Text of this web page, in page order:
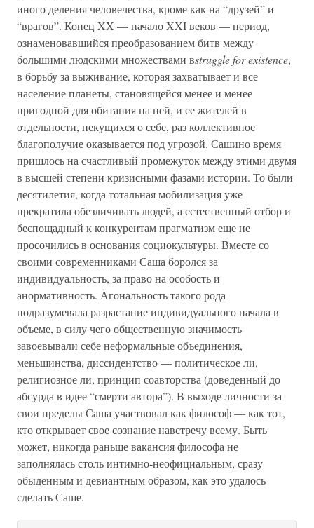
иного деления человечества, кроме как на “друзей” и
“врагов”. Конец XX — начало XXI веков — период,
ознаменовавшийся преобразованием битв между
большими людскими множествами вstruggle for existence,
в борьбу за выживание, которая захватывает и все
население планеты, становящейся менее и менее
пригодной для обитания на ней, и ее жителей в
отдельности, пекущихся о себе, раз коллективное
благополучие оказывается под угрозой. Сашино время
пришлось на счастливый промежуток между этими двумя
в высшей степени кризисными фазами истории. То были
десятилетия, когда тотальная мобилизация уже
прекратила обезличивать людей, а естественный отбор и
беспощадный к конкурентам прагматизм еще не
просочились в основания социокультуры. Вместе со
своими современниками Саша боролся за
индивидуальность, за право на особость и
анормативность. Агональность такого рода
подразумевала разрастание индивидуального начала в
объеме, в силу чего общественную значимость
завоевывали себе неформальные объединения,
меньшинства, диссидентство — политическое ли,
религиозное ли, принцип соавторства (доведенный до
абсурда в идее “смерти автора”). В выходе личности за
свои пределы Саша участвовал как философ — как тот,
кто открывает свое сознание навстречу всему. Быть
может, никогда раньше вакансия философа не
заполнялась столь интимно-неофициальным, сразу
обыденным и девиантным образом, как это удалось
сделать Саше.